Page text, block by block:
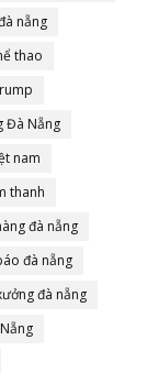
nẵng
thao
Đà Nẵng
nam
thanh
đà nẵng
đà nẵng
đà nẵng